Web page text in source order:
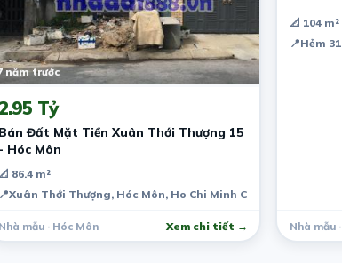
năm trước
2.95 Tỷ
Bán Đất Mặt Tiền Xuân Thới Thượng 15
- Hóc Môn
📐 86.4 m²
📍Xuân Thới Thượng, Hóc Môn, Ho Chi Minh City, Vietnam
Nhà mẫu · Hóc Môn Xem chi tiết →
📐 104 m²
📍Hẻm
Nhà mẫu